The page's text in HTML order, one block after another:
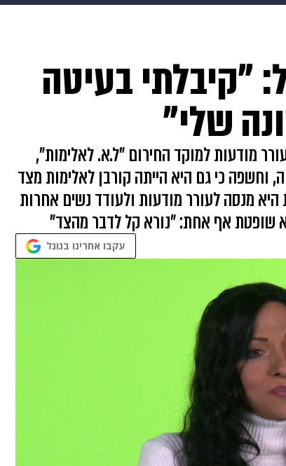
תשעה חודשים מתכונים פרויקטים מיוחדים
"קיבלתי בעיטה
שלי"
מודעות למוקד החירום "ל.א. לאלימות",
כי גם היא הייתה קורבן לאלימות מצד
שלה, אז בגיל 19. כעת היא מנסה לעורר מודעות ולעודד נשים אחרות
שופטת אף אחת: "נורא קל לדבר מהצד"
עקבו אחרינו בגוגל